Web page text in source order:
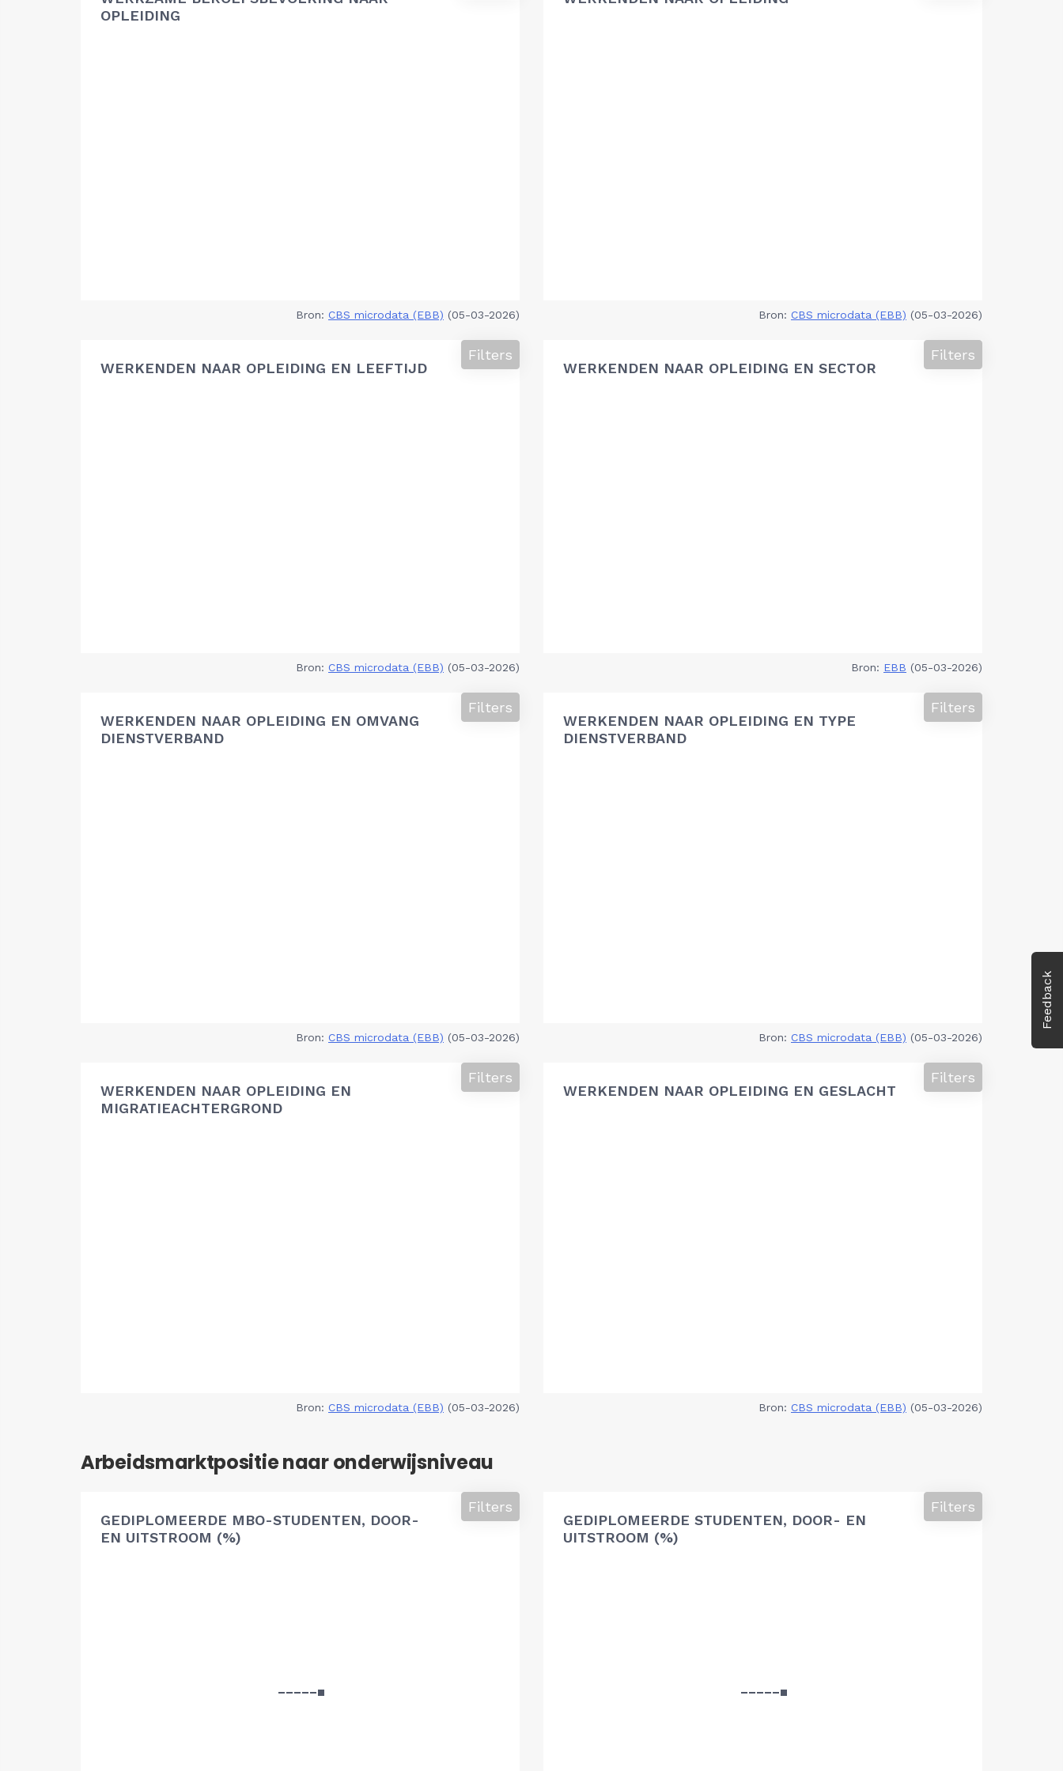
Feedback
OPLEIDING
Bron: CBS microdata (EBB) (05-03-2026) Bron: CBS microdata (EBB) (05-03-2026)
WERKENDEN NAAR OPLEIDING EN LEEFTIJD
Filters
Bron: CBS microdata (EBB) (05-03-2026)
WERKENDEN NAAR OPLEIDING EN SECTOR
Filters
Bron: EBB (05-03-2026)
WERKENDEN NAAR OPLEIDING EN OMVANG
DIENSTVERBAND
Filters
Bron: CBS microdata (EBB) (05-03-2026)
WERKENDEN NAAR OPLEIDING EN TYPE
DIENSTVERBAND
Filters
Bron: CBS microdata (EBB) (05-03-2026)
WERKENDEN NAAR OPLEIDING EN
MIGRATIEACHTERGROND
Filters
Bron: CBS microdata (EBB) (05-03-2026)
WERKENDEN NAAR OPLEIDING EN GESLACHT
Filters
Bron: CBS microdata (EBB) (05-03-2026)
Arbeidsmarktpositie naar onderwijsniveau
GEDIPLOMEERDE MBO-STUDENTEN, DOOR-
EN UITSTROOM (%)
Filters
GEDIPLOMEERDE STUDENTEN, DOOR- EN
UITSTROOM (%)
Filters